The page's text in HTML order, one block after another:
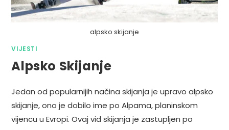
alpsko skijanje
VIJESTI
Alpsko Skijanje
Jedan od popularnijih načina skijanja je upravo alpsko
skijanje, ono je dobilo ime po Alpama, planinskom
vijencu u Evropi. Ovaj vid skijanja je zastupljen po